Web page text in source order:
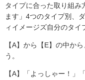
タイプに合った取り組み
ます」4つのタイプ別、
ィイメージズ自分のタイ
【A】から【E】の中か
う。
【A】「よっしゃー！